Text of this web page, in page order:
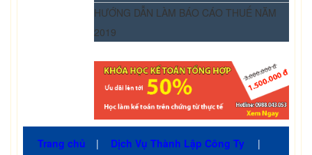
HƯỚNG DẪN LÀM BÁO CÁO THUẾ NĂM
2019
Trang chủ | Dịch Vụ Thành Lập Công Ty
|